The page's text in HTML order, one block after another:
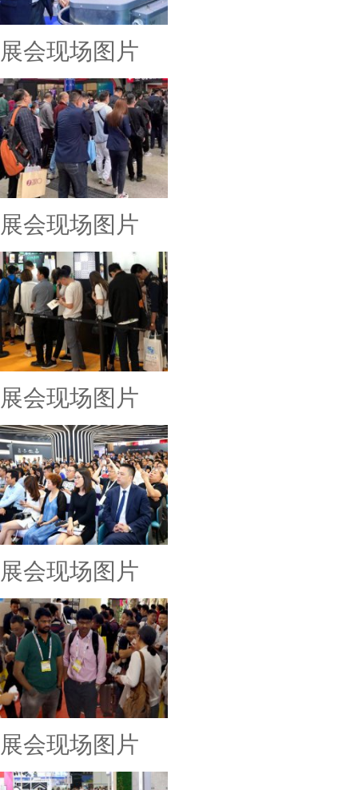
展会现场图片
展会现场图片
展会现场图片
展会现场图片
展会现场图片